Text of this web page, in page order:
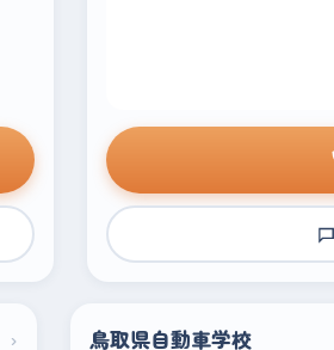
› 鳥取県自動車学校